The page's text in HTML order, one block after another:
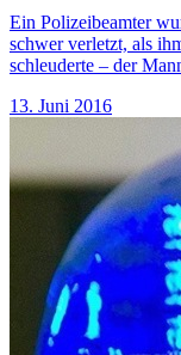
Ein Polizeibeamter
schwer verletzt, als
schleuderte – der
13. Juni 2016